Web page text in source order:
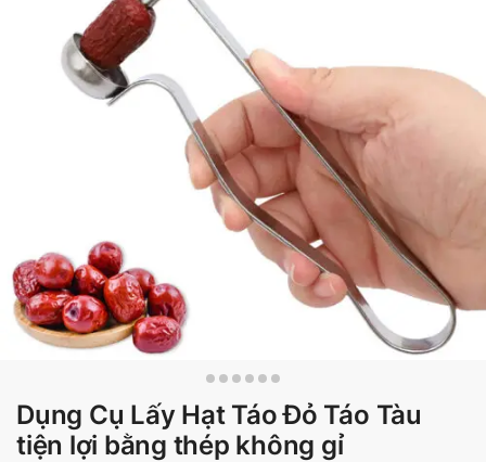
Dụng Cụ Lấy Hạt Táo Đỏ Táo Tàu
tiện lợi bằng thép không gỉ